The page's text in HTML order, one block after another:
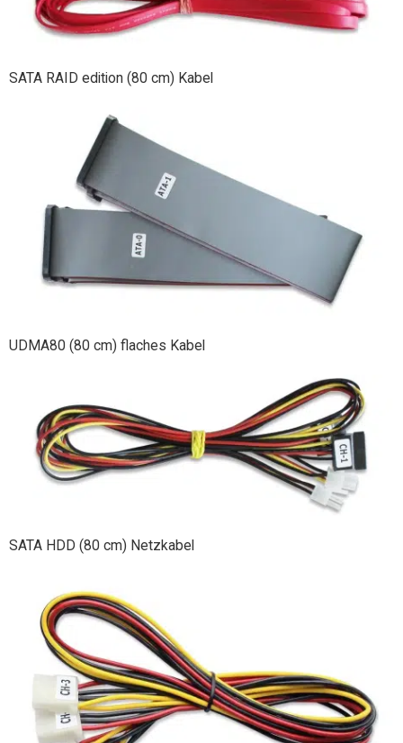
SATA RAID edition (80 cm) Kabel
UDMA80 (80 cm) flaches Kabel
SATA HDD (80 cm) Netzkabel